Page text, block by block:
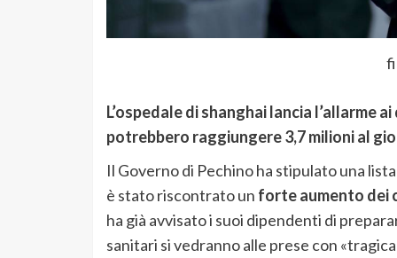
L’ospedale di shanghai lancia l’allarme
potrebbero raggiungere 3,7 milioni al
Il Governo di Pechino ha stipulato una
è stato riscontrato un forte aumento dei
ha già avvisato i suoi dipendenti di
sanitari si vedranno alle prese con